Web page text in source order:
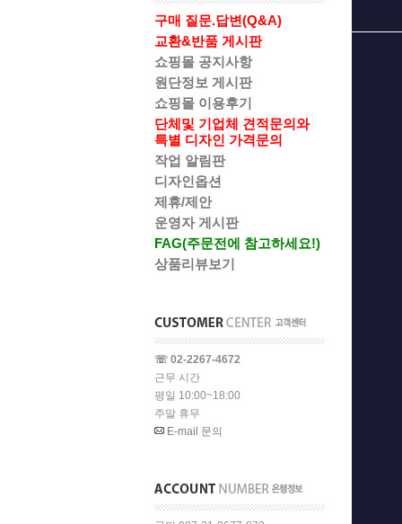
구매 질문.답변(Q&A)
교환&반품 게시판
쇼핑몰 공지사항
원단정보 게시판
쇼핑몰 이용후기
단체및 기업체 견적문의와
특별 디자인 가격문의
작업 알림판
디자인옵션
제휴/제안
운영자 게시판
FAG(주문전에 참고하세요!)
상품리뷰보기
☏ 02-2267-4672
근무 시간
평일 10:00~18:00
주말 휴무
E-mail 문의